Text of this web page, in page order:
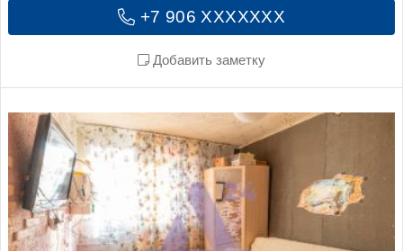
+7 906 XXXXXXX
Добавить заметку